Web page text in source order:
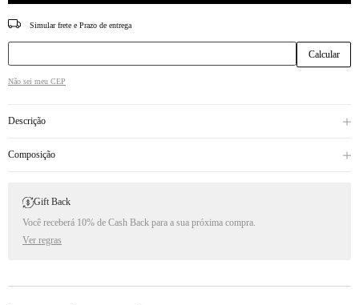
CEP
Não sei meu CEP
Descrição
Composição
Gift Back
Você receberá 10% de Cash Back para a sua próxima compra.
Ver regras